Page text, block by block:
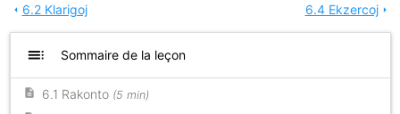
arrow_left 6.2 Klarigoj 6.4 Ekzercojarrow_right
toc Sommaire de la leçon
6.1 Rakonto (5 min)